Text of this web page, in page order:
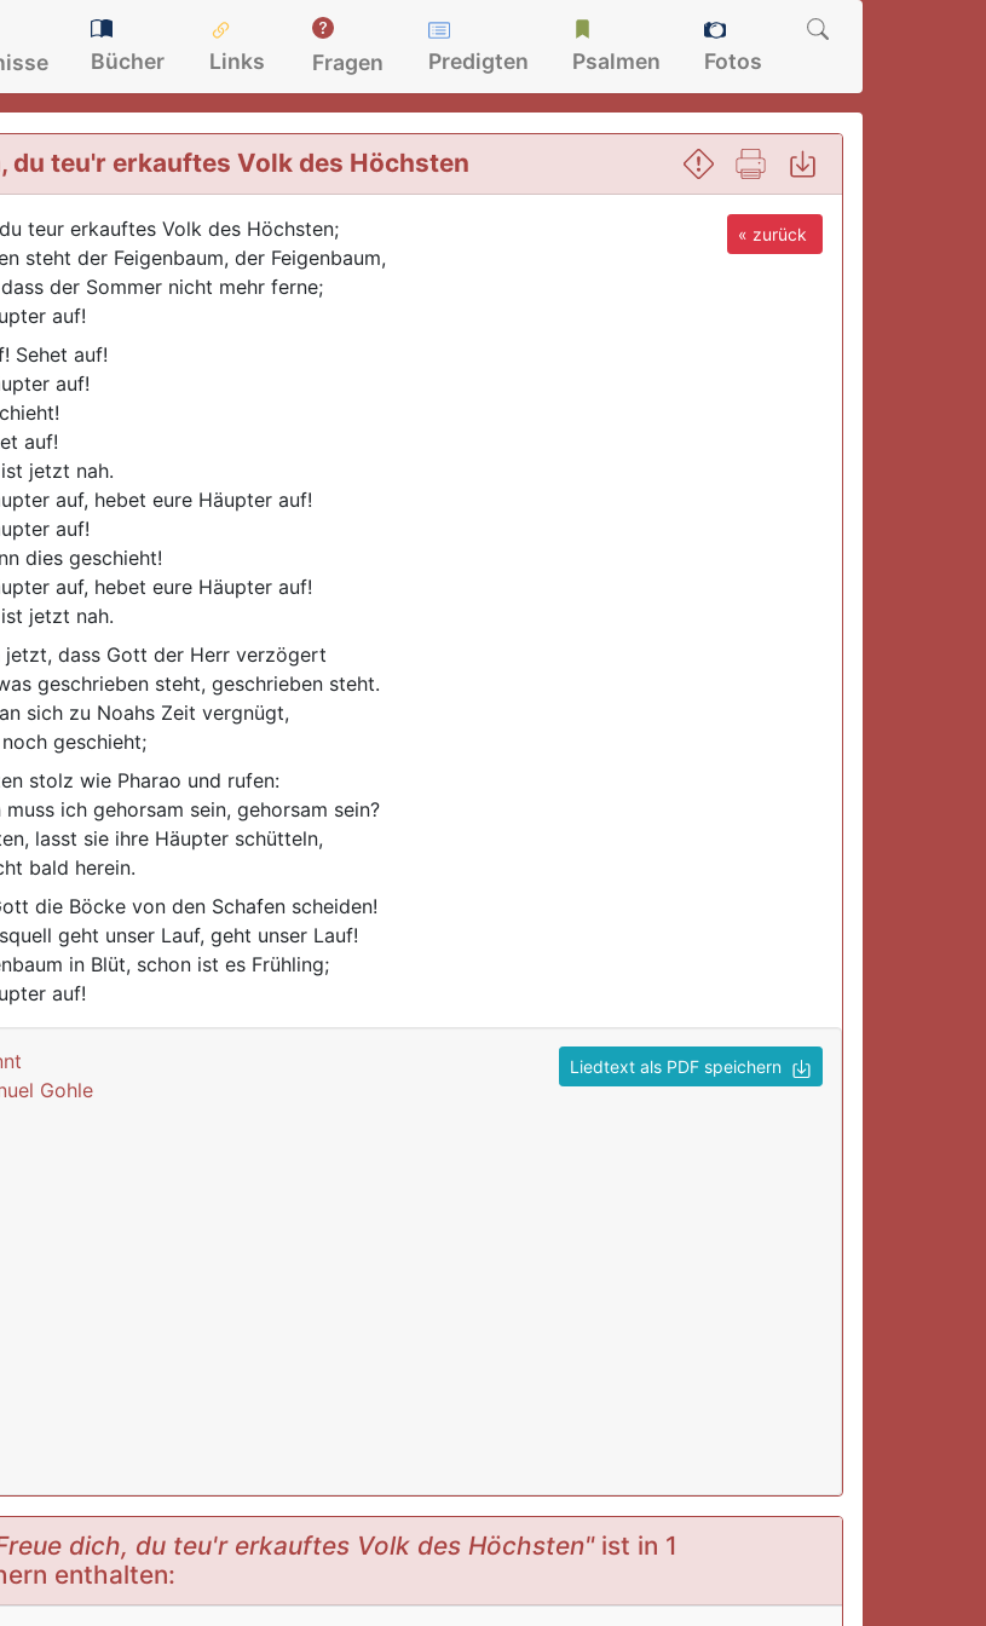
Bücher Links Fragen Predigten Psalmen Fotos
du teu'r erkauftes Volk des Höchsten
« zurück
teur erkauftes Volk des Höchsten;
steht der Feigenbaum, der Feigenbaum,
der Sommer nicht mehr ferne;
auf!
Sehet auf!
auf!
auf!
jetzt nah.
auf, hebet eure Häupter auf!
auf!
dies geschieht!
auf, hebet eure Häupter auf!
jetzt nah.
jetzt, dass Gott der Herr verzögert
geschrieben steht, geschrieben steht.
sich zu Noahs Zeit vergnügt,
geschieht;
stolz wie Pharao und rufen:
muss ich gehorsam sein, gehorsam sein?
lasst sie ihre Häupter schütteln,
bald herein.
die Böcke von den Schafen scheiden!
geht unser Lauf, geht unser Lauf!
in Blüt, schon ist es Frühling;
auf!
Liedtext als PDF speichern
Gohle
dich, du teu'r erkauftes Volk des Höchsten"ist in 1
enthalten: